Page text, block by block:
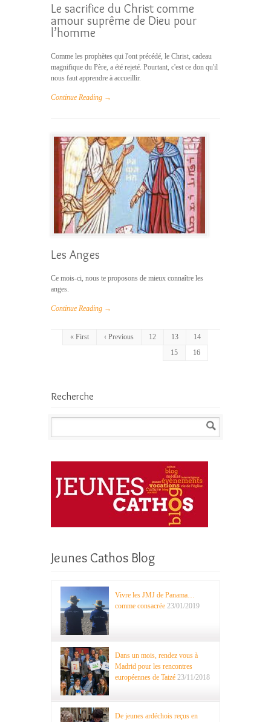
Le sacrifice du Christ comme
amour suprême de Dieu pour
l’homme
Comme les prophètes qui l'ont précédé, le Christ, cadeau
magnifique du Père, a été rejeté. Pourtant, c'est ce don qu'il
nous faut apprendre à accueillir.
Continue Reading →
Les Anges
Ce mois-ci, nous te proposons de mieux connaître les
anges.
Continue Reading →
« First ‹ Previous 12 13
14
15
16
Recherche
Jeunes Cathos Blog
Vivre les JMJ de Panama…
comme consacrée 23/01/2019
Dans un mois, rendez vous à
Madrid pour les rencontres
européennes de Taizé 23/11/2018
De jeunes ardéchois reçus en